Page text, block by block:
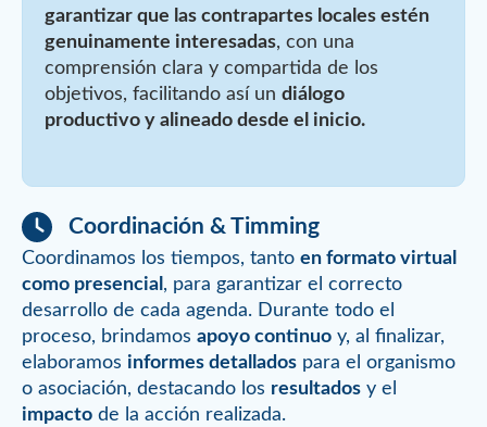
garantizar que las contrapartes locales estén
genuinamente interesadas, con una
comprensión clara y compartida de los
objetivos, facilitando así un diálogo
productivo y alineado desde el inicio.
Coordinación & Timming
Coordinamos los tiempos, tanto en formato virtual
como presencial , para garantizar el correcto
desarrollo de cada agenda. Durante todo el
proceso, brindamos apoyo continuo y, al finalizar,
elaboramos informes detallados para el organismo
o asociación, destacando los resultados y el
impacto de la acción realizada.